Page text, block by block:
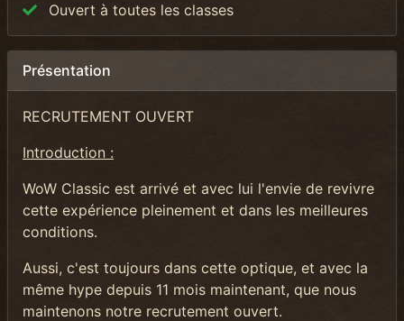
Ouvert à toutes les classes
Présentation
RECRUTEMENT OUVERT
Introduction :
WoW Classic est arrivé et avec lui l'envie de revivre
cette expérience pleinement et dans les meilleures
conditions.
Aussi, c'est toujours dans cette optique, et avec la
même hype depuis 11 mois maintenant, que nous
maintenons notre recrutement ouvert.